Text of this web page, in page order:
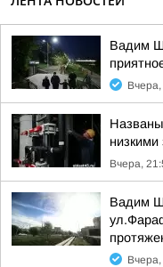
Вадим
низкими
Вчера,
Вадим